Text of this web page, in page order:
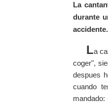
La
durante
accidente.
La
coger",
despues
cuando
mandado: